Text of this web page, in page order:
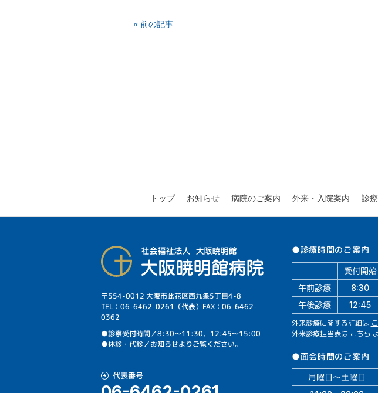
« 前の記事
トップ お知らせ 病院のご案内 外来・入院案内 診
〒554-0012 大阪市此花区西九条5丁目4-8
TEL：06-6462-0261（代表）FAX：06-6462-
0362
⁩●診察受付時間／8:30～11:30、12:45～15:00
●休診・代診／お知らせよりご覧ください。
代表番号
●診療時間のご案内
受付開始
午前診療
8:30
午後診療 12:45
外来診療に関する詳細は
外来診療担当表は こちら
●面会時間のご案内
月曜日～土曜日